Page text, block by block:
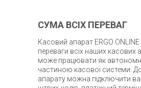
СУМА ВСІХ ПЕРЕВАГ
Касовий апарат ERGO
переваги всіх наших касових
може працювати як
частиною касової системи.
апарату можна підключити